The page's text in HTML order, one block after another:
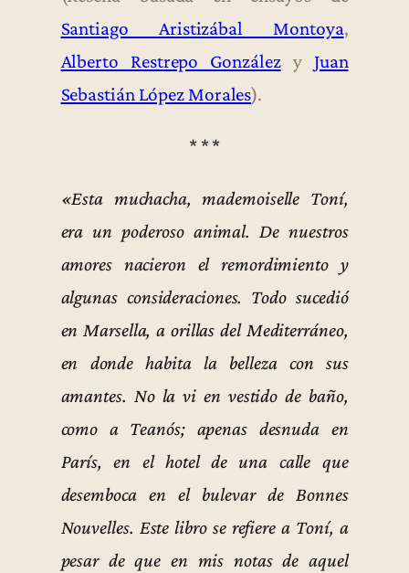
Santiago Aristizábal Montoya,
Alberto Restrepo Gonzálezy Juan
Sebastián López Morales).
* * *
«Esta muchacha, mademoiselle Toní,
era un poderoso animal. De nuestros
amores nacieron el remordimiento y
algunas consideraciones. Todo sucedió
en Marsella, a orillas del Mediterráneo,
en donde habita la belleza con sus
amantes. No la vi en vestido de baño,
como a Teanós; apenas desnuda en
París, en el hotel de una calle que
desemboca en el bulevar de Bonnes
Nouvelles. Este libro se refiere a Toní, a
pesar de que en mis notas de aquel